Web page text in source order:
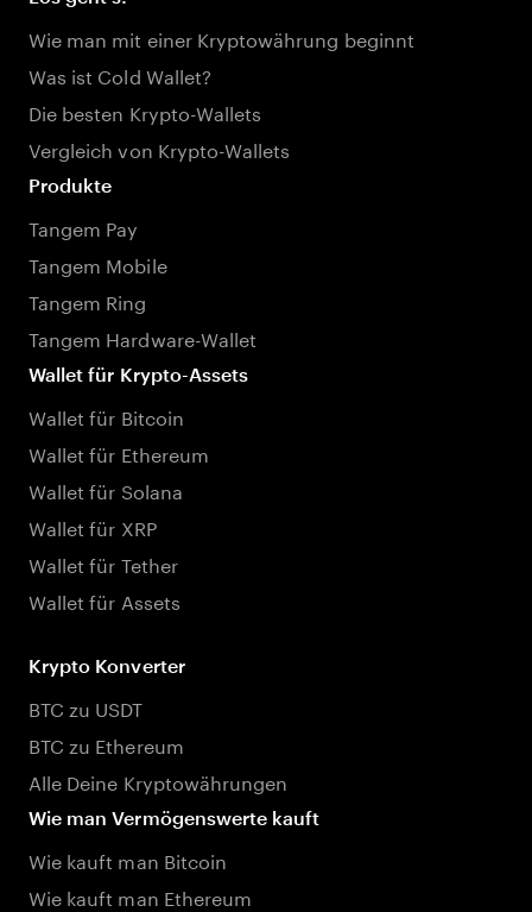
Wie man mit einer Kryptowährung beginnt
Was ist Cold Wallet?
Die besten Krypto-Wallets
Vergleich von Krypto-Wallets
Produkte
Tangem Pay
Tangem Mobile
Tangem Ring
Tangem Hardware-Wallet
Wallet für Krypto-Assets
Wallet für Bitcoin
Wallet für Ethereum
Wallet für Solana
Wallet für XRP
Wallet für Tether
Wallet für Assets
Krypto Konverter
BTC zu USDT
BTC zu Ethereum
Alle Deine Kryptowährungen
Wie man Vermögenswerte kauft
Wie kauft man Bitcoin
Wie kauft man Ethereum